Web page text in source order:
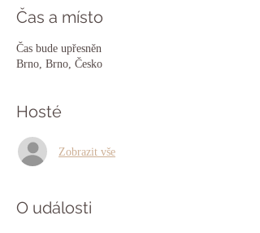
Čas a místo
Čas bude upřesněn
Brno, Brno, Česko
Hosté
Zobrazit vše
O události